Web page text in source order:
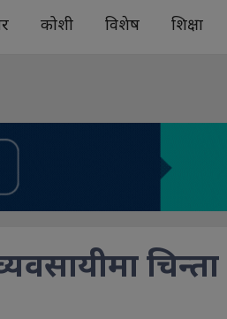
कोशी विशेष शिक्षा
चिन्ता